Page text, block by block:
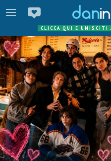
CLICCA QUI E UNISCITI